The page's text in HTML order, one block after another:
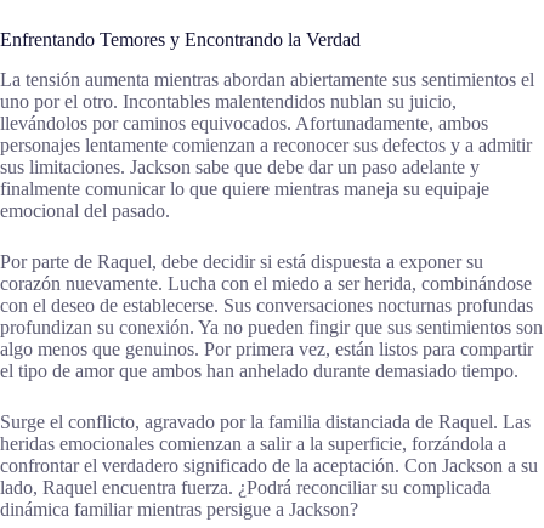
Enfrentando Temores y Encontrando la Verdad
La tensión aumenta mientras abordan abiertamente sus sentimientos el
uno por el otro. Incontables malentendidos nublan su juicio,
llevándolos por caminos equivocados. Afortunadamente, ambos
personajes lentamente comienzan a reconocer sus defectos y a admitir
sus limitaciones. Jackson sabe que debe dar un paso adelante y
finalmente comunicar lo que quiere mientras maneja su equipaje
emocional del pasado.
Por parte de Raquel, debe decidir si está dispuesta a exponer su
corazón nuevamente. Lucha con el miedo a ser herida, combinándose
con el deseo de establecerse. Sus conversaciones nocturnas profundas
profundizan su conexión. Ya no pueden fingir que sus sentimientos son
algo menos que genuinos. Por primera vez, están listos para compartir
el tipo de amor que ambos han anhelado durante demasiado tiempo.
Surge el conflicto, agravado por la familia distanciada de Raquel. Las
heridas emocionales comienzan a salir a la superficie, forzándola a
confrontar el verdadero significado de la aceptación. Con Jackson a su
lado, Raquel encuentra fuerza. ¿Podrá reconciliar su complicada
dinámica familiar mientras persigue a Jackson?